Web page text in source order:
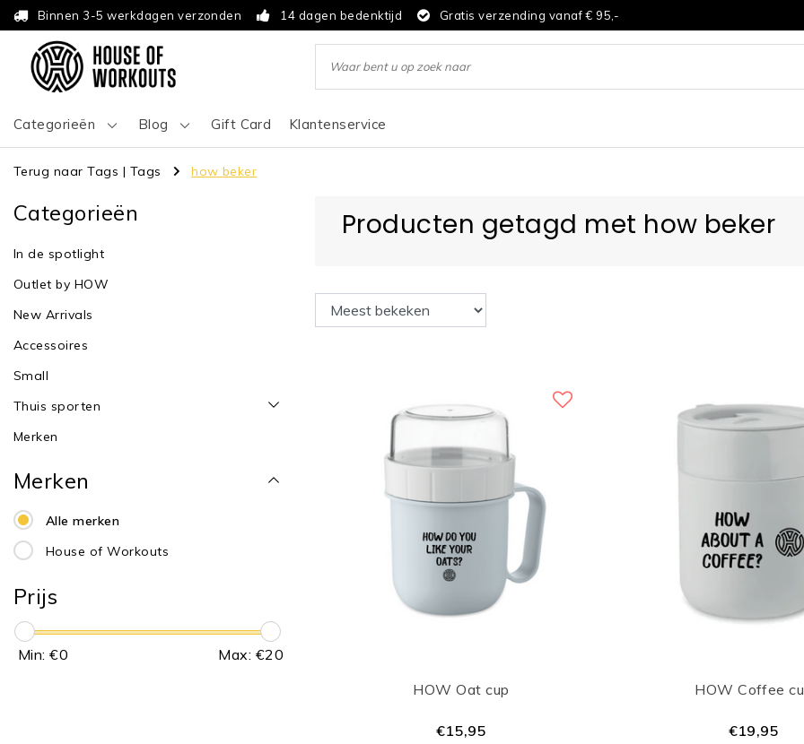
Binnen 3-5 werkdagen verzonden 14 dagen bedenktijd Gratis verzending vanaf € 95,-
Categorieën Blog Gift Card Klantenservice
Terug naar Tags | Tags how beker
Categorieën
In de spotlight
Outlet by HOW
New Arrivals
Accessoires
Small
Thuis sporten
Merken
Merken
Alle merken
House of Workouts
Prijs
Min: €0 Max: €20
Producten getagd met how beker
HOW Oat cup
€15,95
HOW Coffee
€19,95